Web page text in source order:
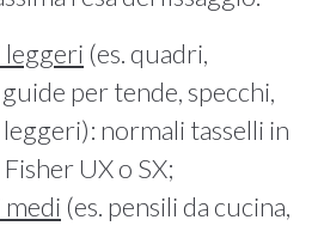
leggeri (es. quadri,
per tende, specchi,
normali tasselli in
UX o SX;
medi (es. pensili da cucina,